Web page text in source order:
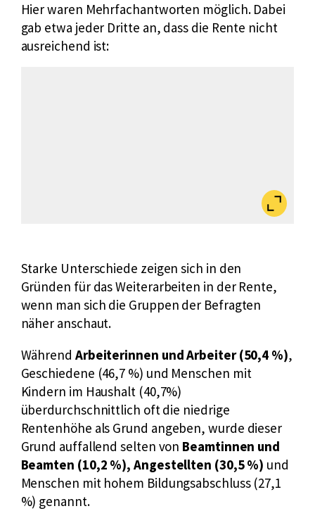
Hier waren Mehrfachantworten möglich. Dabei
gab etwa jeder Dritte an, dass die Rente nicht
ausreichend ist:
Bild
vergrößert
Starke Unterschiede zeigen sich in den
Gründen für das Weiterarbeiten in der Rente,
wenn man sich die Gruppen der Befragten
näher anschaut.
Während Arbeiterinnen und Arbeiter (50,4 %),
Geschiedene (46,7 %) und Menschen mit
Kindern im Haushalt (40,7%)
überdurchschnittlich oft die niedrige
Rentenhöhe als Grund angeben, wurde dieser
Grund auffallend selten von Beamtinnen und
Beamten (10,2 %), Angestellten (30,5 %) und
Menschen mit hohem Bildungsabschluss (27,1
%) genannt.